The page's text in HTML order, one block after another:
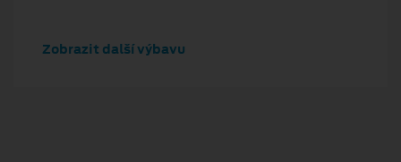
Zobrazit další výbavu